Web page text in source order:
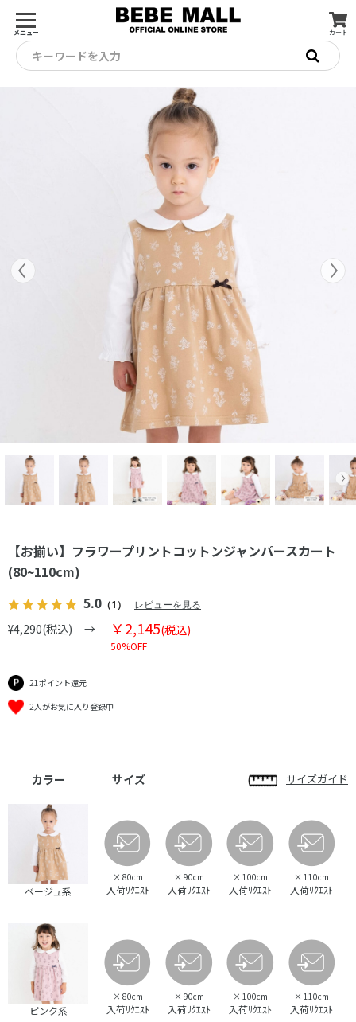
メニュー カート
キーワードを入力
【お揃い】フラワープリントコットンジャンパースカート
(80~110cm)
5.0 （1） レビューを見る
¥4,290(税込) ￥2,145(税込)
50%OFF
21ポイント還元
2人がお気に入り登録中
カラー サイズ サイズガイド
ベージュ系
× 80cm
入荷ﾘｸｴｽﾄ
× 90cm
入荷ﾘｸｴｽﾄ
× 100cm
入荷ﾘｸｴｽﾄ
× 110cm
入荷ﾘｸｴｽﾄ
ピンク系
× 80cm
入荷ﾘｸｴｽﾄ
× 90cm
入荷ﾘｸｴｽﾄ
× 100cm
入荷ﾘｸｴｽﾄ
× 110cm
入荷ﾘｸｴｽﾄ